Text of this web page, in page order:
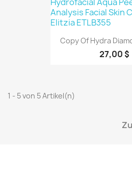
Copy Of Hydra
27,00 $
1 - 5 von 5 Artikel(n)